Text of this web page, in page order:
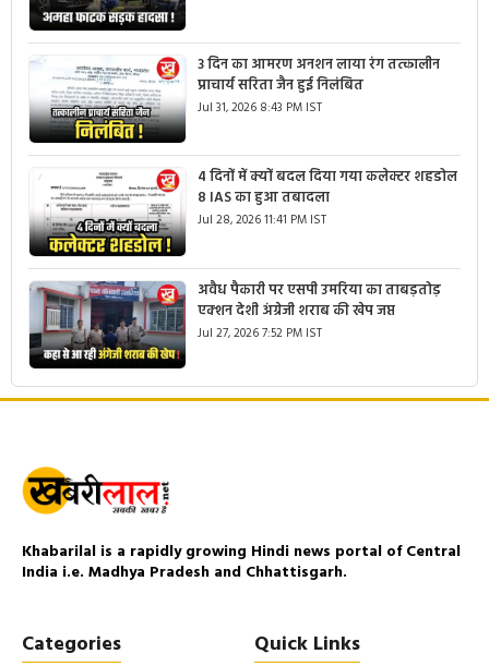
3 दिन का आमरण अनशन लाया रंग तत्कालीन
प्राचार्य सरिता जैन हुई निलंबित
Jul 31, 2026 8:43 PM IST
4 दिनों में क्यों बदल दिया गया कलेक्टर शहडोल
8 IAS का हुआ तबादला
Jul 28, 2026 11:41 PM IST
अवैध पैकारी पर एसपी उमरिया का ताबड़तोड़
एक्शन देशी अंग्रेजी शराब की खेप जप्त
Jul 27, 2026 7:52 PM IST
Khabarilal is a rapidly growing Hindi news portal of Central
India i.e. Madhya Pradesh and Chhattisgarh.
Categories Quick Links